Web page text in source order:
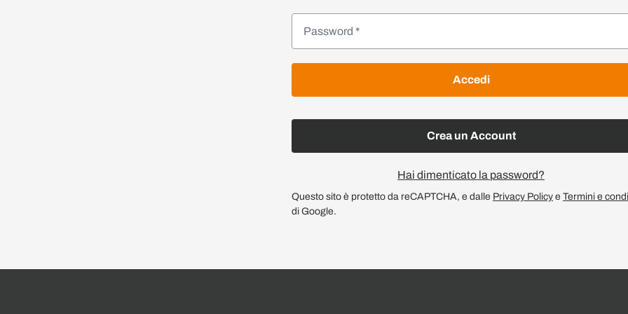
Accedi
Crea un Account
Hai dimenticato la password?
Questo sito è protetto da reCAPTCHA, e dalle Privacy Policy e Termini e
di Google.